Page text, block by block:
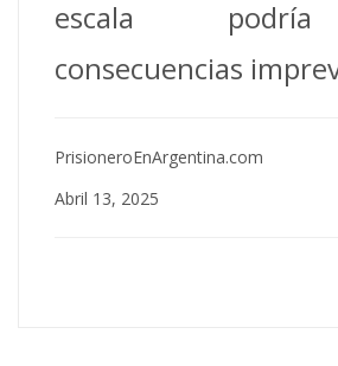
escala
consecuencias
PrisioneroEnArgentina.com
Abril 13, 2025